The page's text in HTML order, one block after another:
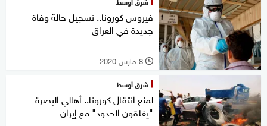
فيروس كورونا.. تسجيل حالة وفاة
جديدة في العراق
l 8 مارس 2020
شرق أوسط
لمنع انتقال كورونا.. أهالي البصرة
"يغلقون الحدود" مع إيران